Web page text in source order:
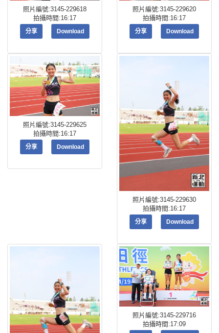
照片編號:3145-229618
拍攝時間:16:17
分享 Download
照片編號:3145-229620
拍攝時間:16:17
分享 Download
照片編號:3145-229625
拍攝時間:16:17
分享 Download
照片編號:3145-229630
拍攝時間:16:17
分享 Download
照片編號:3145-229716
拍攝時間:17:09